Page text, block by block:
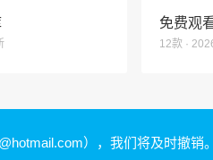
免费观
12款 ·
） ，我们将及时撤销。